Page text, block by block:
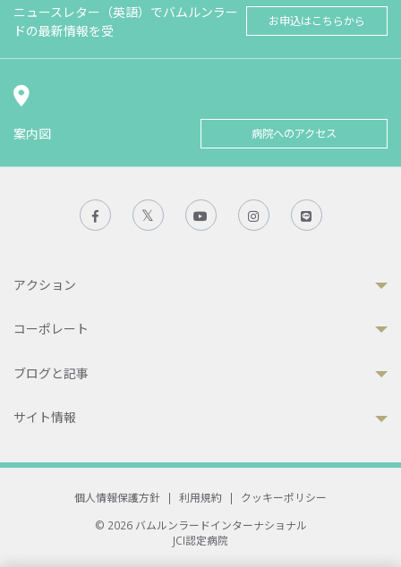
ニュースレター（英語）でバムルンラー
ドの最新情報を受
お申込はこちらから
案内図 病院へのアクセス
アクション
コーポレート
ブログと記事
サイト情報
個人情報保護方針 | 利用規約 |
クッキーポリシー
© 2026 バムルンラードインターナショナル
JCI認定病院